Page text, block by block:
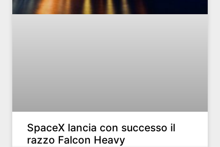
SpaceX lancia con successo il
razzo Falcon Heavy